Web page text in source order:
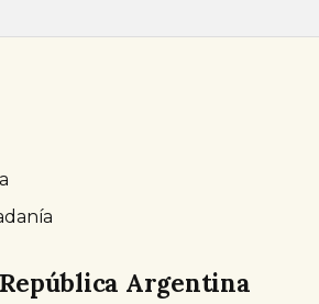
Argentina